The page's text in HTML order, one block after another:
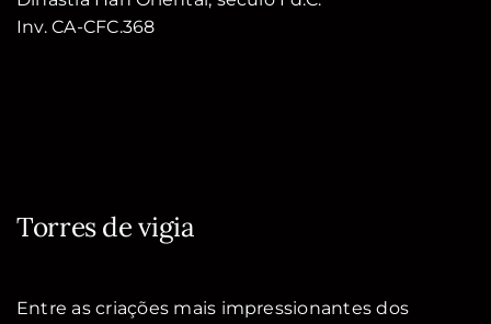
Inv. CA-CFC.368
Torres de vigia
Entre as criações mais impressionantes dos